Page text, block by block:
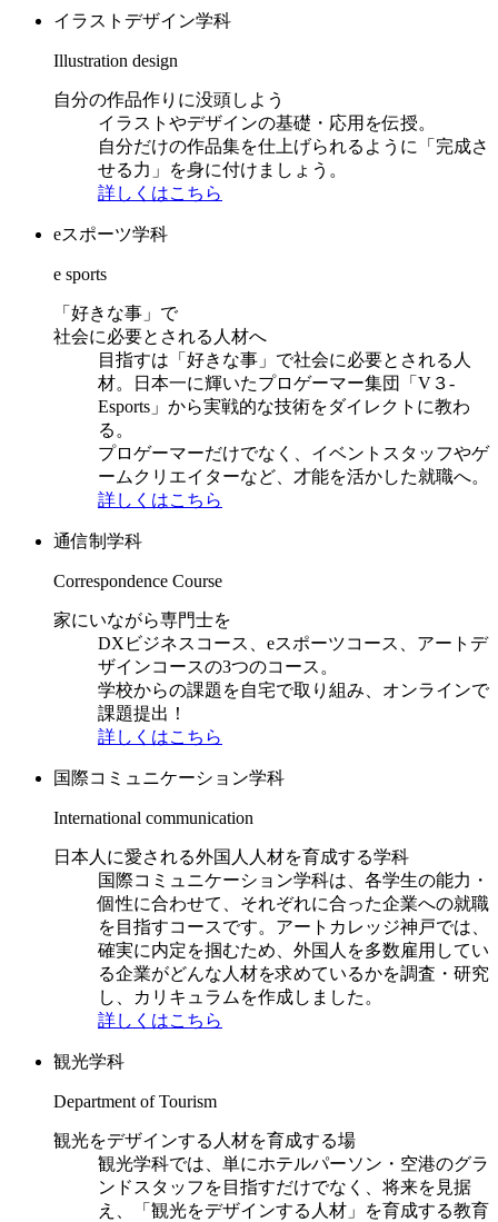
イラストデザイン学科
Illustration design
自分の作品作りに没頭しよう
イラストやデザインの基礎・応用を伝授。
自分だけの作品集を仕上げられるように「完成さ
せる力」を身に付けましょう。
詳しくはこちら
eスポーツ学科
e sports
「好きな事」で
社会に必要とされる人材へ
目指すは「好きな事」で社会に必要とされる人
材。日本一に輝いたプロゲーマー集団「V３-
Esports」から実戦的な技術をダイレクトに教わ
る。
プロゲーマーだけでなく、イベントスタッフやゲ
ームクリエイターなど、才能を活かした就職へ。
詳しくはこちら
通信制学科
Correspondence Course
家にいながら専門士を
DXビジネスコース、eスポーツコース、アートデ
ザインコースの3つのコース。
学校からの課題を自宅で取り組み、オンラインで
課題提出！
詳しくはこちら
国際コミュニケーション学科
International communication
日本人に愛される外国人人材を育成する学科
国際コミュニケーション学科は、各学生の能力・
個性に合わせて、それぞれに合った企業への就職
を目指すコースです。アートカレッジ神戸では、
確実に内定を掴むため、外国人を多数雇用してい
る企業がどんな人材を求めているかを調査・研究
し、カリキュラムを作成しました。
詳しくはこちら
観光学科
Department of Tourism
観光をデザインする人材を育成する場
観光学科では、単にホテルパーソン・空港のグラ
ンドスタッフを目指すだけでなく、将来を見据
え、「観光をデザインする人材」を育成する教育